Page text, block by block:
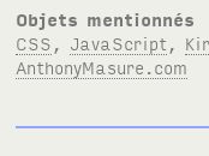
Objets mentionnés
CSS
JavaScript
AnthonyMasure.com